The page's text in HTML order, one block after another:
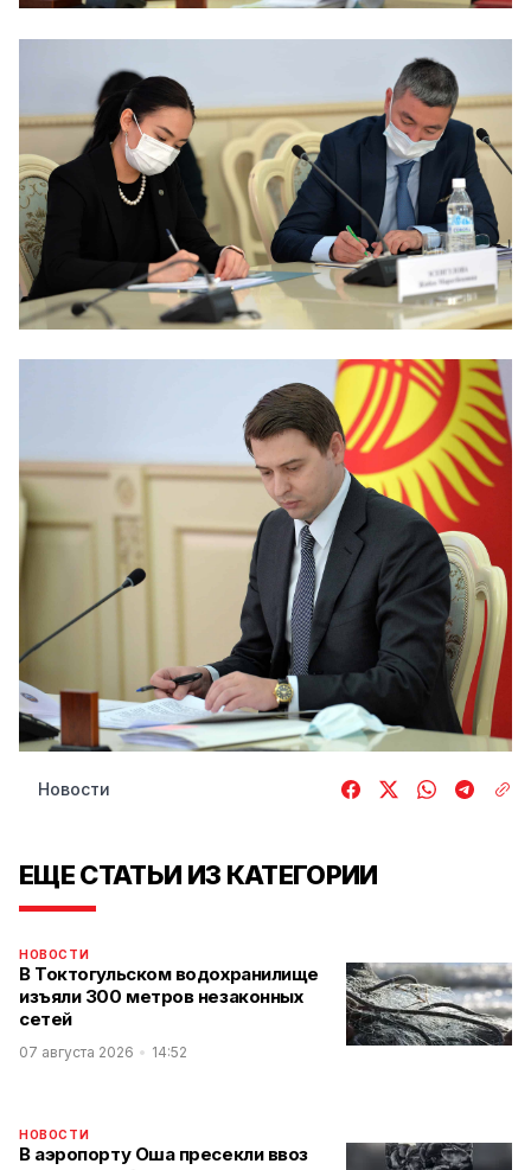
Новости
ЕЩЕ СТАТЬИ ИЗ КАТЕГОРИИ
НОВОСТИ
В Токтогульском водохранилище
изъяли 300 метров незаконных
сетей
07 августа 2026 14:52
НОВОСТИ
В аэропорту Оша пресекли ввоз